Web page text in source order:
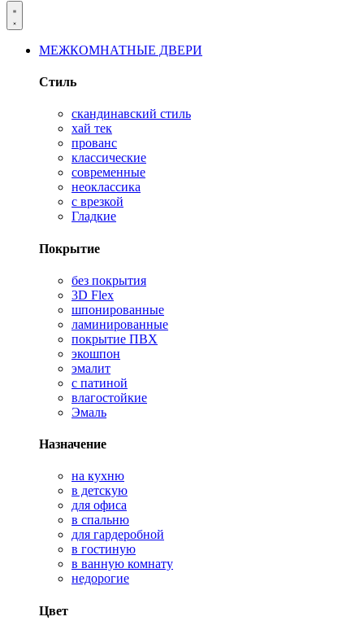
МЕЖКОМНАТНЫЕ ДВЕРИ
Стиль
скандинавский стиль
хай тек
прованс
классические
современные
неоклассика
с врезкой
Гладкие
Покрытие
без покрытия
3D Flex
шпонированные
ламинированные
покрытие ПВХ
экошпон
эмалит
с патиной
влагостойкие
Эмаль
Назначение
на кухню
в детскую
для офиса
в спальню
для гардеробной
в гостиную
в ванную комнату
недорогие
Цвет